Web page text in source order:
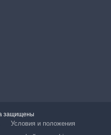
защищены
Условия и положения